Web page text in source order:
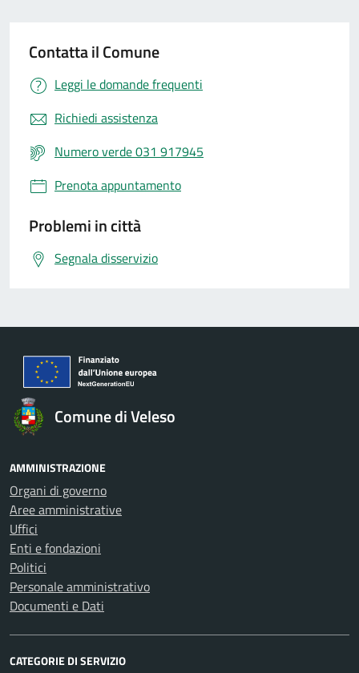
Contatta il Comune
Leggi le domande frequenti
Richiedi assistenza
Numero verde 031 917945
Prenota appuntamento
Problemi in città
Segnala disservizio
Comune di Veleso
AMMINISTRAZIONE
Organi di governo
Aree amministrative
Uffici
Enti e fondazioni
Politici
Personale amministrativo
Documenti e Dati
CATEGORIE DI SERVIZIO